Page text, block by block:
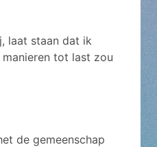
laat staan dat ik
tot last zou
de gemeenschap